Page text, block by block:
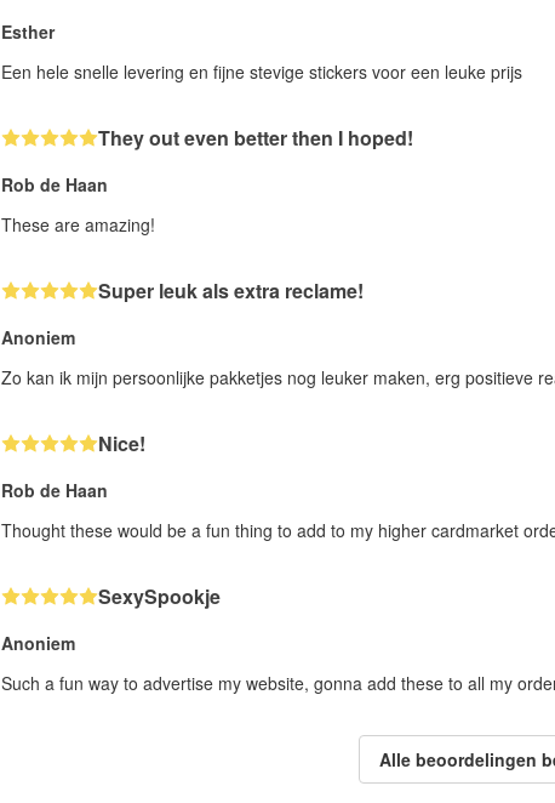
Esther
Een hele snelle levering en fijne stevige stickers voor een leuke prijs
They out even better then I hoped!
Rob de Haan
These are amazing!
Super leuk als extra reclame!
Anoniem
Zo kan ik mijn persoonlijke pakketjes nog leuker maken, erg positieve
Nice!
Rob de Haan
Thought these would be a fun thing to add to my higher cardmarket
SexySpookje
Anoniem
Such a fun way to advertise my website, gonna add these to all my
Alle beoordelingen